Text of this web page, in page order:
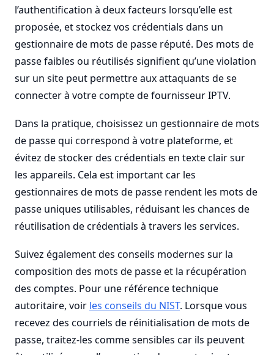
l’authentification à deux facteurs lorsqu’elle est
proposée, et stockez vos crédentials dans un
gestionnaire de mots de passe réputé. Des mots de
passe faibles ou réutilisés signifient qu’une violation
sur un site peut permettre aux attaquants de se
connecter à votre compte de fournisseur IPTV.
Dans la pratique, choisissez un gestionnaire de mots
de passe qui correspond à votre plateforme, et
évitez de stocker des crédentials en texte clair sur
les appareils. Cela est important car les
gestionnaires de mots de passe rendent les mots de
passe uniques utilisables, réduisant les chances de
réutilisation de crédentials à travers les services.
Suivez également des conseils modernes sur la
composition des mots de passe et la récupération
des comptes. Pour une référence technique
autoritaire, voir les conseils du NIST. Lorsque vous
recevez des courriels de réinitialisation de mots de
passe, traitez-les comme sensibles car ils peuvent